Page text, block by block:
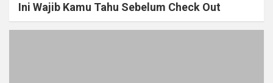
Ini Wajib Kamu Tahu Sebelum Check Out